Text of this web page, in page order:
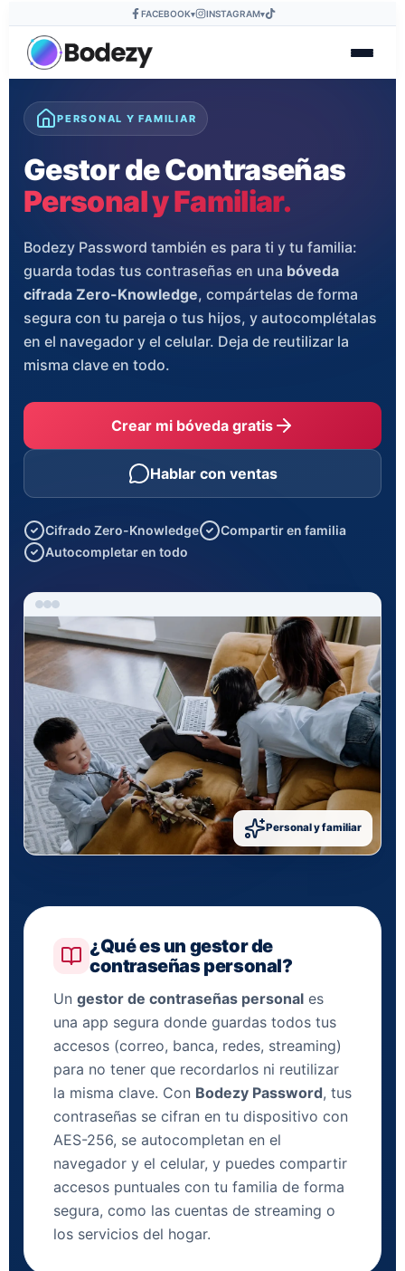
FACEBOOK▾ INSTAGRAM▾
PERSONAL Y FAMILIAR
Gestor de Contraseñas
Personal y Familiar.
Bodezy Password también es para ti y tu familia:
guarda todas tus contraseñas en una bóveda
cifrada Zero-Knowledge, compártelas de forma
segura con tu pareja o tus hijos, y autocomplétalas
en el navegador y el celular. Deja de reutilizar la
misma clave en todo.
Crear mi bóveda gratis
Hablar con ventas
Cifrado Zero-Knowledge
Compartir en familia
Autocompletar en todo
Personal y familiar
¿Qué es un gestor de
contraseñas personal?
Un gestor de contraseñas personal es
una app segura donde guardas todos tus
accesos (correo, banca, redes, streaming)
para no tener que recordarlos ni reutilizar
la misma clave. Con Bodezy Password, tus
contraseñas se cifran en tu dispositivo con
AES-256, se autocompletan en el
navegador y el celular, y puedes compartir
accesos puntuales con tu familia de forma
segura, como las cuentas de streaming o
los servicios del hogar.